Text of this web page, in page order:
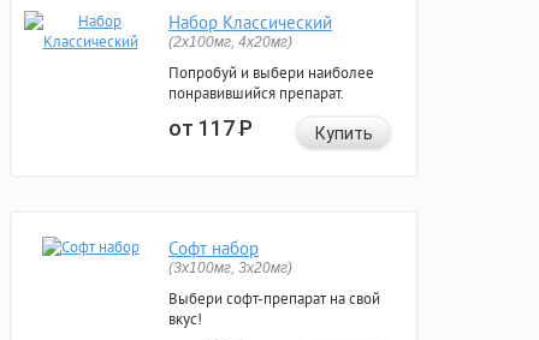
Набор Классический
(2x100мг, 4x20мг)
Попробуй и выбери наиболее
понравившийся препарат.
от 117Р Купить
Софт набор
(3x100мг, 3x20мг)
Выбери софт-препарат на свой
вкус!